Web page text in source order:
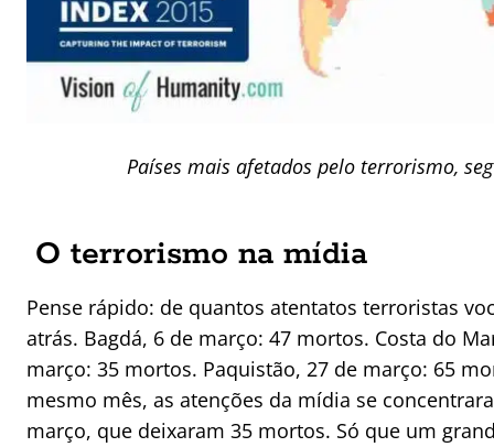
Países mais afetados pelo terrorismo,
O terrorismo na mídia
Pense rápido: de quantos atentatos terroristas
atrás. Bagdá, 6 de março: 47 mortos. Costa do
março: 35 mortos. Paquistão, 27 de março: 65
mesmo mês, as atenções da mídia se
março, que deixaram 35 mortos. Só que um